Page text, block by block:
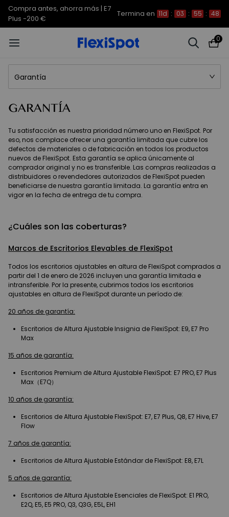
Compra antes, ahorra más | E7
Plus -200 €
Termina en 11d : 03 : 55 : 48
0
Garantía
GARANTÍA
Tu satisfacción es nuestra prioridad número uno en FlexiSpot. Por
eso, nos complace ofrecer una garantía limitada que cubre los
defectos de materiales o de fabricación en todos los productos
nuevos de FlexiSpot. Esta garantía se aplica únicamente al
comprador original y no es transferible. Las compras realizadas a
distribuidores o revendedores autorizados de FlexiSpot pueden
beneficiarse de nuestra garantía limitada. La garantía entra en
vigor en la fecha de entrega de tu compra.
¿Cuáles son las coberturas?
Marcos de Escritorios Elevables de FlexiSpot
Todos los escritorios ajustables en altura de FlexiSpot comprados a
partir del 1 de enero de 2026 incluyen una garantía limitada e
intransferible. Por la presente, cubrimos todos los escritorios
ajustables en altura de FlexiSpot durante un período de:
20 años de garantía:
Escritorios de Altura Ajustable Insignia de FlexiSpot: E9, E7 Pro
Max
15 años de garantía:
Escritorios Premium de Altura Ajustable FlexiSpot: E7 PRO, E7 Plus
Max（E7Q）
10 años de garantía:
Escritorios de Altura Ajustable FlexiSpot: E7, E7 Plus, Q8, E7 Hive, E7
Flow
7 años de garantía:
Escritorios de Altura Ajustable Estándar de FlexiSpot: E8, E7L
5 años de garantía:
Escritorios de Altura Ajustable Esenciales de FlexiSpot: E1 PRO,
E2Q, E5, E5 PRO, Q3, Q3G, E5L, EH1